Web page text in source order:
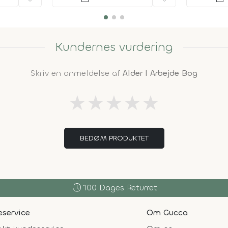
Kundernes vurdering
Skriv en anmeldelse af Alder I Arbejde Bog
★★★★★
BEDØM PRODUKTET
history 100 Dages Returret
Om Gucca